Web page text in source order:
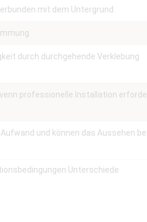
mit dem Untergrund
durch durchgehende Verklebung
professionelle Installation erforde
und können das Aussehen be
Unterschiede